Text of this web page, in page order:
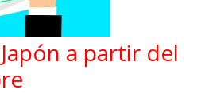
a partir del